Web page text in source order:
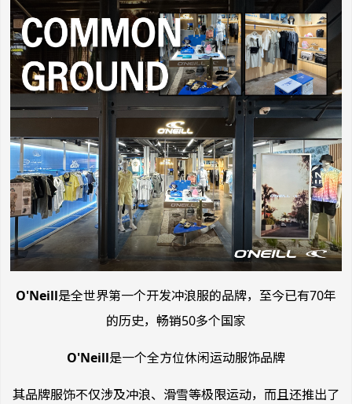
O'Neill是全世界第一个开发冲浪服的品牌，至今已有70年
的历史，畅销50多个国家
O'Neill是一个全方位休闲运动服饰品牌
其品牌服饰不仅涉及冲浪、滑雪等极限运动，而且还推出了